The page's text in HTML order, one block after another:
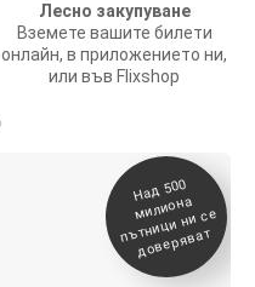
Лесно закупуване
Вземете вашите билети
онлайн, в приложението ни,
или във Flixshop
На
д 500
милиона
п
ътници ни се
доверяват